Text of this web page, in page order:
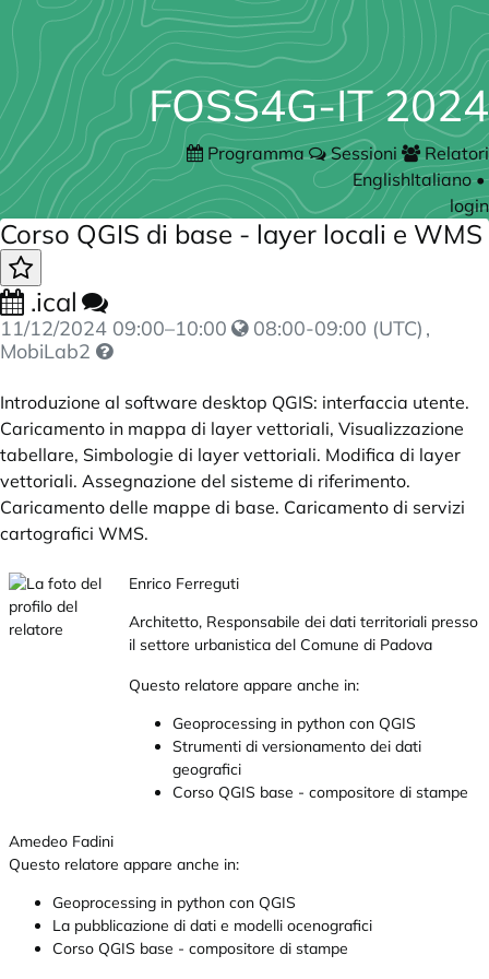
FOSS4G-IT 2024
Programma Sessioni
Relatori
EnglishItaliano•
login
Corso QGIS di base - layer locali e WMS
.ical
11/12/2024 09:00–10:00 08:00-09:00 (UTC) ,
MobiLab2
Introduzione al software desktop QGIS: interfaccia utente.
Caricamento in mappa di layer vettoriali, Visualizzazione
tabellare, Simbologie di layer vettoriali. Modifica di layer
vettoriali. Assegnazione del sisteme di riferimento.
Caricamento delle mappe di base. Caricamento di servizi
cartografici WMS.
Enrico Ferreguti
Architetto, Responsabile dei dati territoriali presso
il settore urbanistica del Comune di Padova
Questo relatore appare anche in:
Geoprocessing in python con QGIS
Strumenti di versionamento dei dati
geografici
Corso QGIS base - compositore di stampe
Amedeo Fadini
Questo relatore appare anche in:
Geoprocessing in python con QGIS
La pubblicazione di dati e modelli ocenografici
Corso QGIS base - compositore di stampe